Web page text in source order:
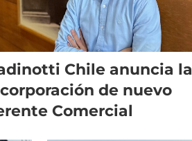
Chile anuncia la
de nuevo
Comercial